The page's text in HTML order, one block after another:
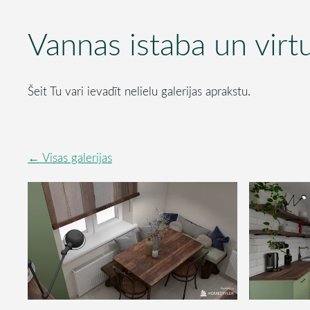
Vannas istaba un
Šeit Tu vari ievadīt nelielu galerijas aprakstu.
Visas galerijas